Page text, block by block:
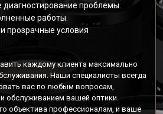
диагностирование проблемы.
работы.
прозрачные условия
каждому клиента максимально
Наши специалисты всегда
вас по любым вопросам,
обслуживанием вашей оптики.
объектива профессионалам, и ваше